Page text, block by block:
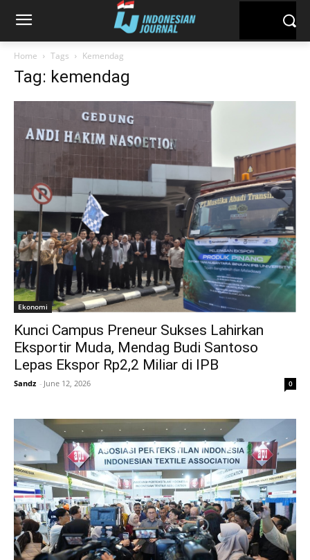
Home Tags Kemendag
Tag: kemendag
Ekonomi
Kunci Campus Preneur Sukses Lahirkan
Eksportir Muda, Mendag Budi Santoso
Lepas Ekspor Rp2,2 Miliar di IPB
Sandz - June 12, 2026 0